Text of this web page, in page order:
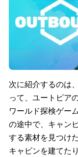
次に紹介するのは
って、ユートピア
ワールド探検ゲー
の途中で、キャン
する素材を見つけ
キャビンを建てた